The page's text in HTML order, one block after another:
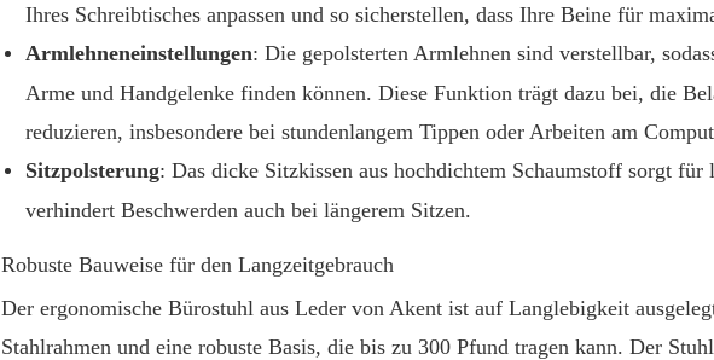
Ihres Schreibtisches anpassen und so sicherstellen, dass Ihre Beine für
Armlehneneinstellungen: Die gepolsterten Armlehnen sind verstellbar,
Arme und Handgelenke finden können. Diese Funktion trägt dazu bei, die
reduzieren, insbesondere bei stundenlangem Tippen oder Arbeiten am
Sitzpolsterung: Das dicke Sitzkissen aus hochdichtem Schaumstoff sorgt
verhindert Beschwerden auch bei längerem Sitzen.
Robuste Bauweise für den Langzeitgebrauch
Der ergonomische Bürostuhl aus Leder von Akent ist auf Langlebigkeit
Stahlrahmen und eine robuste Basis, die bis zu 300 Pfund tragen kann. Der